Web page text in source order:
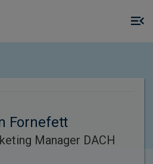
Fornefett
Manager DACH